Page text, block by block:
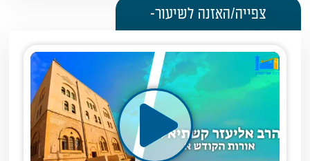
צפייה/האזנה לשיעור-